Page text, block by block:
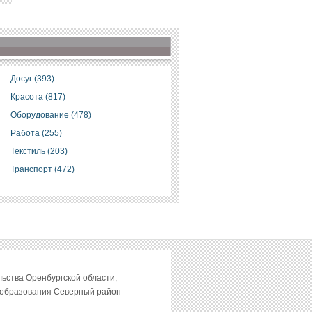
Досуг (393)
Красота (817)
Оборудование (478)
Работа (255)
Текстиль (203)
Транспорт (472)
Оренбургской области,
Северный район